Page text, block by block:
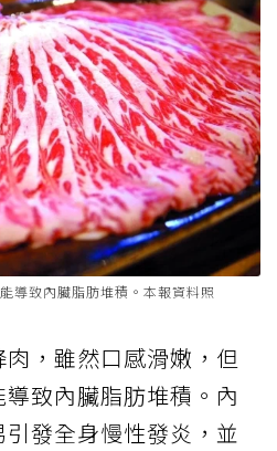
導致內臟脂肪堆積。本報資料照
，雖然口感滑嫩，但
致內臟脂肪堆積。內
發全身慢性發炎，並